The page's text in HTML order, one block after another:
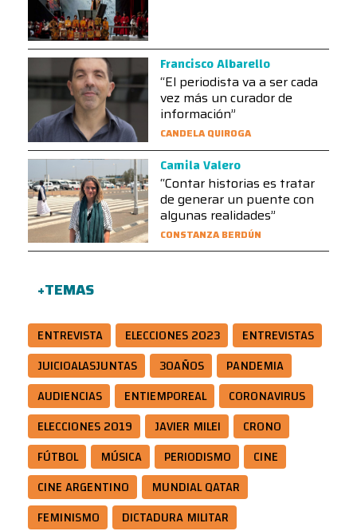
Francisco Albarello
“El periodista va a ser cada
vez más un curador de
información”
CANDELA QUIROGA
Camila Valero
“Contar historias es tratar
de generar un puente con
algunas realidades”
CONSTANZA BERDÚN
+TEMAS
ENTREVISTA ELECCIONES 2023
ENTREVISTAS
JUICIOALASJUNTAS
30AÑOS
PANDEMIA
AUDIENCIAS
ENTIEMPOREAL
CORONAVIRUS
ELECCIONES 2019
JAVIER MILEI
CRONO
FÚTBOL
MÚSICA PERIODISMO
CINE
CINE ARGENTINO
MUNDIAL QATAR
FEMINISMO
DICTADURA MILITAR